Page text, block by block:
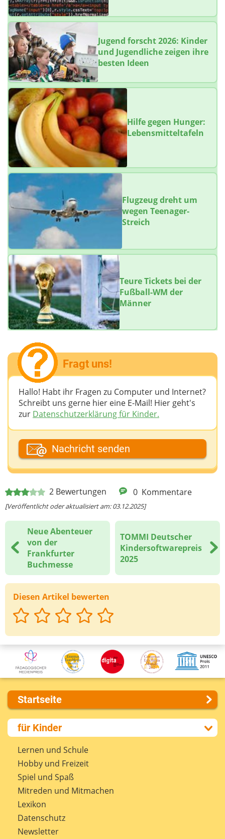
2 Bewertungen 0 Kommentare
[Veröffentlicht oder aktualisiert am: 03.12.2025]
Neue Abenteuer
von der
Frankfurter
Buchmesse
TOMMI Deutscher
Kindersoftwarepreis
2025
Diesen Artikel bewerten
Jugend forscht 2026: Kinder
und Jugendliche zeigen ihre
besten Ideen
Hilfe gegen Hunger:
Lebensmitteltafeln
Flugzeug dreht um
wegen Teenager-
Streich
Teure Tickets bei der
Fußball-WM der
Männer
Fragt uns!
Hallo! Habt ihr Fragen zu Computer und Internet?
Schreibt uns gerne hier eine E-Mail! Hier geht's
zur Datenschutzerklärung für Kinder.
Dein Fantasiename
Deine E-Mail-Adresse (wenn du eine Antwort
möchtest)
Deine Nachricht
Nachricht senden
Startseite
Über uns
Presse
Kontakt
Impressum
Internet-ABC Sitemap
Barrierefreiheit
Länderprojekte
für Kinder
Lernen und Schule
Hobby und Freizeit
Spiel und Spaß
Mitreden und Mitmachen
Lexikon
Datenschutz
Newsletter